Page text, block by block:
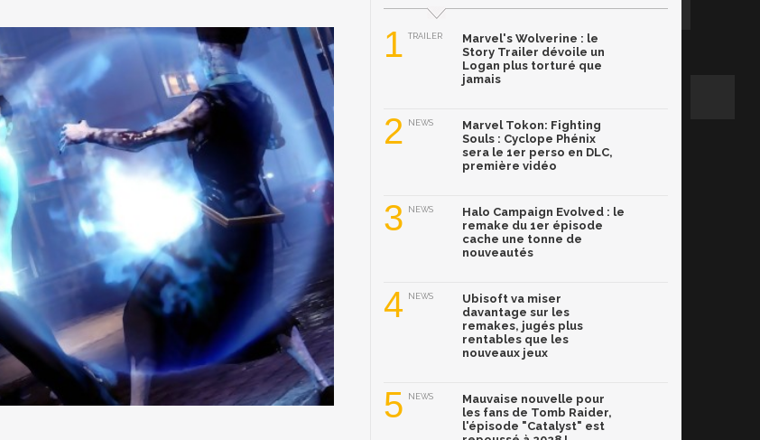
1 TRAILER
Marvel's Wolverine : le
Story Trailer dévoile un
Logan plus torturé que
jamais
2 NEWS
Marvel Tokon: Fighting
Souls : Cyclope Phénix
sera le 1er perso en DLC,
première vidéo
3 NEWS
Halo Campaign Evolved : le
remake du 1er épisode
cache une tonne de
nouveautés
4 NEWS
Ubisoft va miser
davantage sur les
remakes, jugés plus
rentables que les
nouveaux jeux
5 NEWS
Mauvaise nouvelle pour
les fans de Tomb Raider,
l'épisode "Catalyst" est